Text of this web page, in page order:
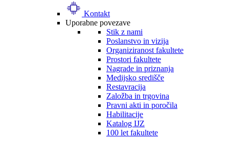
Kontakt
Uporabne povezave
Stik z nami
Poslanstvo in vizija
Organiziranost fakultete
Prostori fakultete
Nagrade in priznanja
Medijsko središče
Restavracija
Založba in trgovina
Pravni akti in poročila
Habilitacije
Katalog IJZ
100 let fakultete